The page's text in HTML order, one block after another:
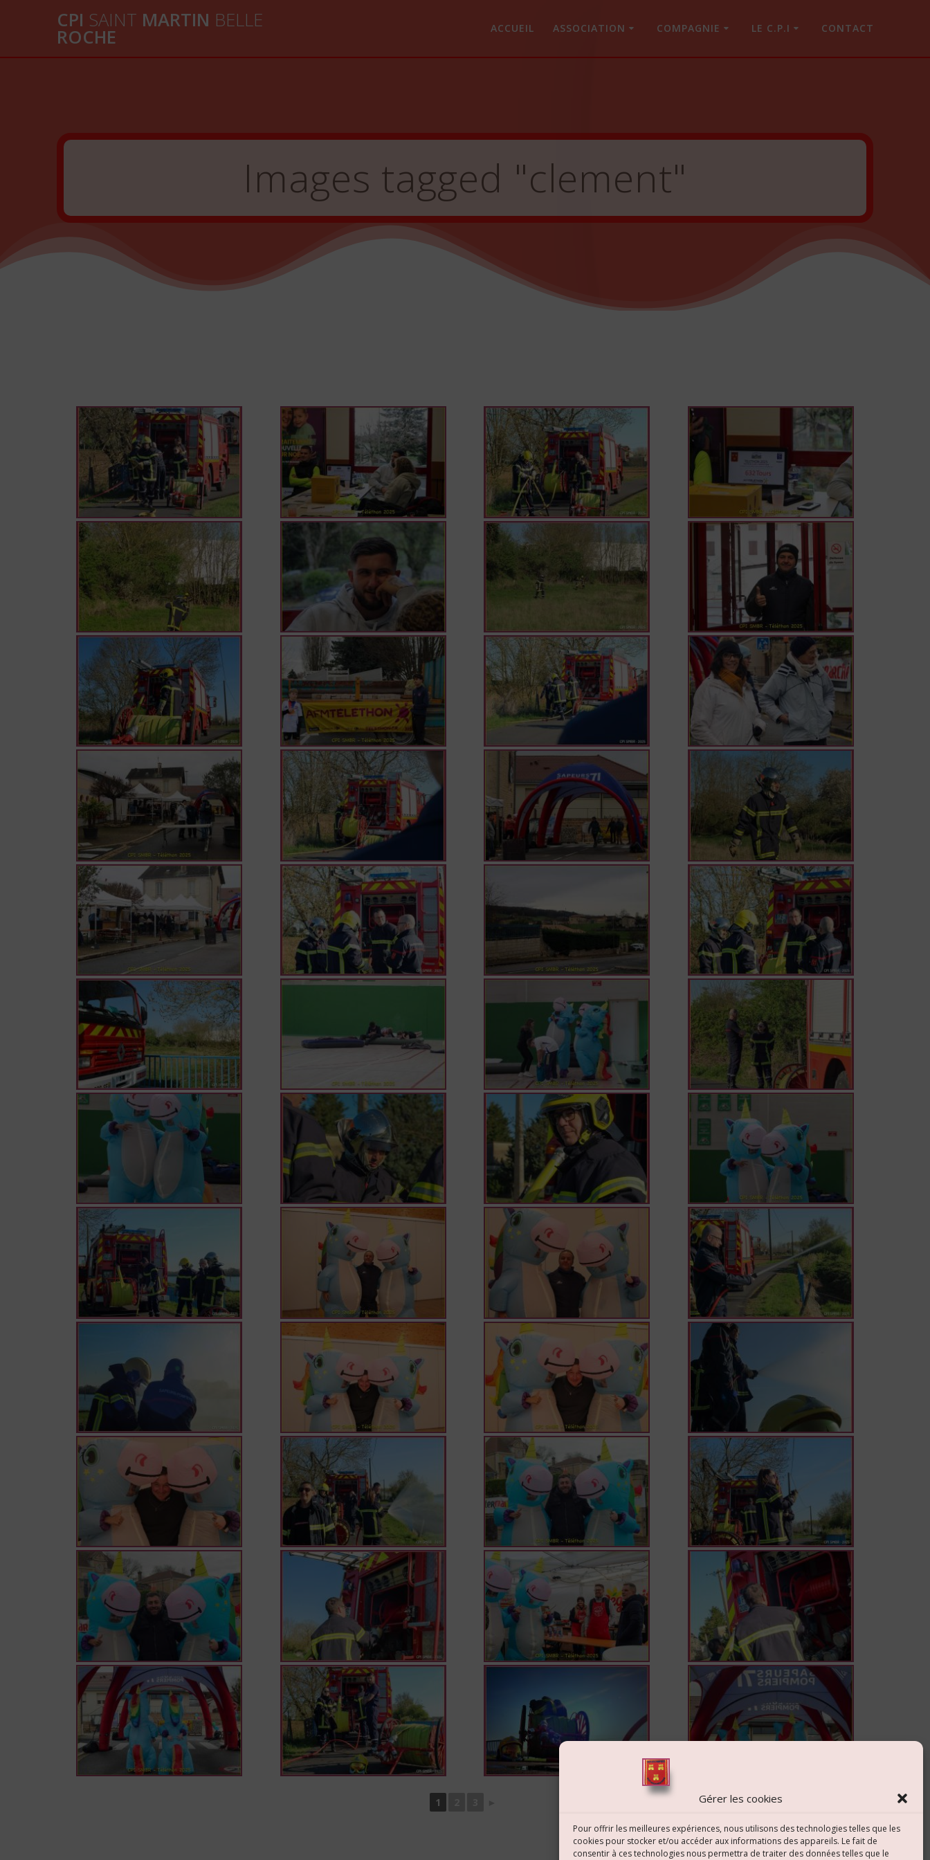
Gérer les cookies
Pour offrir les meilleures expériences, nous utilisons des technologies telles que les
cookies pour stocker et/ou accéder aux informations des appareils. Le fait de
consentir à ces technologies nous permettra de traiter des données telles que le
CPI SAINT MARTIN BELLE
ROCHE ACCUEIL ASSOCIATION COMPAGNIE LE C.P.I CONTACT
Images tagged "clement"
1